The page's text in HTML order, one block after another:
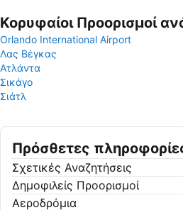
Κορυφαίοι Προορισμοί
Orlando International Airport
Λας Βέγκας
Ατλάντα
Σικάγο
Σιάτλ
Πρόσθετες
Σχετικές Αναζητήσεις
Δημοφιλείς Προορισμοί
Αεροδρόμια